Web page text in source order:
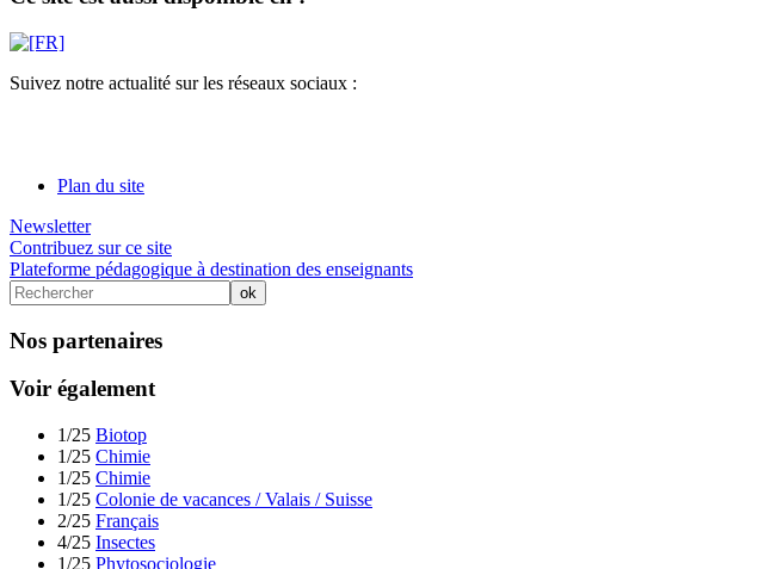
Suivez notre actualité sur les réseaux sociaux :
Plan du site
Newsletter
Contribuez sur ce site
Plateforme pédagogique à destination des enseignants
Nos partenaires
Voir également
1/25 Biotop
1/25 Chimie
1/25 Chimie
1/25 Colonie de vacances / Valais / Suisse
2/25 Français
4/25 Insectes
1/25 Phytosociologie